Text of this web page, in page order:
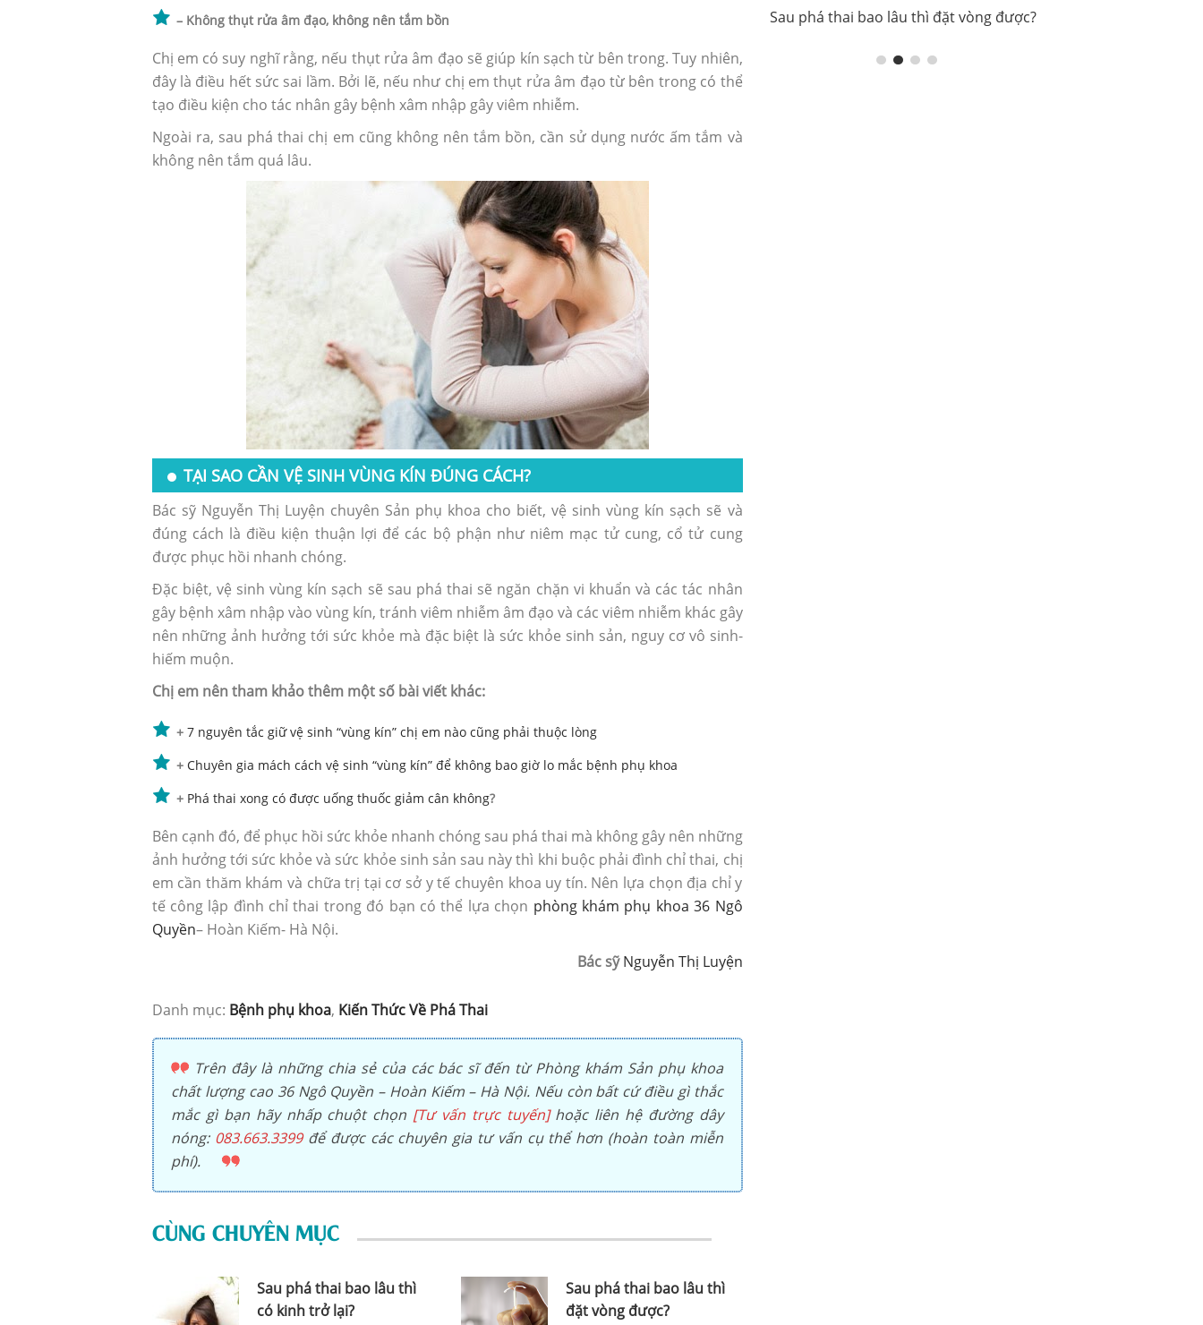
– Không thụt rửa âm đạo, không nên tắm bồn
Chị em có suy nghĩ rằng, nếu thụt rửa âm đạo sẽ giúp kín sạch từ bên trong. Tuy nhiên,
đây là điều hết sức sai lầm. Bởi lẽ, nếu như chị em thụt rửa âm đạo từ bên trong có thể
tạo điều kiện cho tác nhân gây bệnh xâm nhập gây viêm nhiễm.
Ngoài ra, sau phá thai chị em cũng không nên tắm bồn, cần sử dụng nước ấm tắm và
không nên tắm quá lâu.
TẠI SAO CẦN VỆ SINH VÙNG KÍN ĐÚNG CÁCH?
Bác sỹ Nguyễn Thị Luyện chuyên Sản phụ khoa cho biết, vệ sinh vùng kín sạch sẽ và
đúng cách là điều kiện thuận lợi để các bộ phận như niêm mạc tử cung, cổ tử cung
được phục hồi nhanh chóng.
Đặc biệt, vệ sinh vùng kín sạch sẽ sau phá thai sẽ ngăn chặn vi khuẩn và các tác nhân
gây bệnh xâm nhập vào vùng kín, tránh viêm nhiễm âm đạo và các viêm nhiễm khác gây
nên những ảnh hưởng tới sức khỏe mà đặc biệt là sức khỏe sinh sản, nguy cơ vô sinh-
hiếm muộn.
Chị em nên tham khảo thêm một số bài viết khác:
+ 7 nguyên tắc giữ vệ sinh “vùng kín” chị em nào cũng phải thuộc lòng
+ Chuyên gia mách cách vệ sinh “vùng kín” để không bao giờ lo mắc bệnh phụ khoa
+ Phá thai xong có được uống thuốc giảm cân không?
Bên cạnh đó, để phục hồi sức khỏe nhanh chóng sau phá thai mà không gây nên những
ảnh hưởng tới sức khỏe và sức khỏe sinh sản sau này thì khi buộc phải đình chỉ thai, chị
em cần thăm khám và chữa trị tại cơ sở y tế chuyên khoa uy tín. Nên lựa chọn địa chỉ y
tế công lập đình chỉ thai trong đó bạn có thể lựa chọn phòng khám phụ khoa 36 Ngô
Quyền– Hoàn Kiếm- Hà Nội.
Bác sỹNguyễn Thị Luyện
Danh mục: Bệnh phụ khoa, Kiến Thức Về Phá Thai
Trên đây là những chia sẻ của các bác sĩ đến từ Phòng khám Sản phụ khoa
chất lượng cao 36 Ngô Quyền – Hoàn Kiếm – Hà Nội. Nếu còn bất cứ điều gì thắc
mắc gì bạn hãy nhấp chuột chọn [Tư vấn trực tuyến]hoặc liên hệ đường dây
nóng: 083.663.3399để được các chuyên gia tư vấn cụ thể hơn (hoàn toàn miễn
phí).
CÙNG CHUYÊN MỤC
Sau phá thai bao lâu thì
có kinh trở lại?
Sau phá thai bao lâu thì
đặt vòng được?
Sau phá thai có nên uống thuốc tránh
Sau phá thai bao lâu thì đặt vòng được?